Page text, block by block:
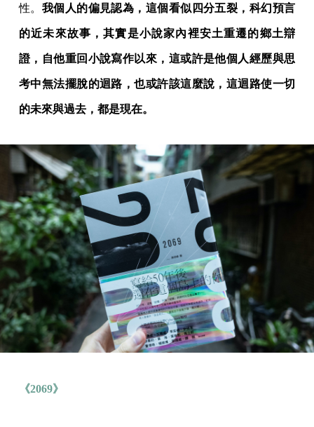
性。 我個人的偏見認為，這個看似四分五裂，科幻預言
的近未來故事，其實是小說家內裡安土重遷的鄉土辯
證，自他重回小說寫作以來，這或許是他個人經歷與思
考中無法擺脫的迴路，也或許該這麼說，這迴路使一切
的未來與過去，都是現在。
《2069》